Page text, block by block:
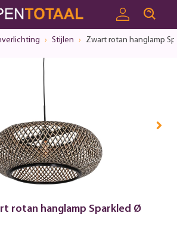
Stijlen Zwart rotan hanglamp
rotan hanglamp Sparkled Ø